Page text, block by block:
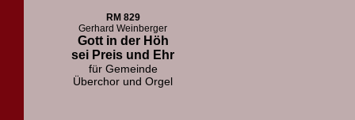
RM 829
Gerhard Weinberger
Gott in der Höh
sei Preis und Ehr
für Gemeinde
Überchor und Orgel